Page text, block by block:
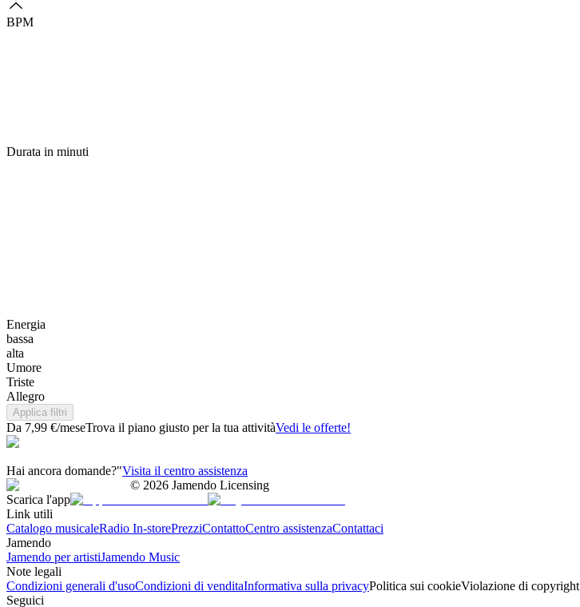
BPM
Durata in minuti
Energia
bassa
alta
Umore
Triste
Allegro
Applica filtri
Da 7,99 €/meseTrova il piano giusto per la tua attivitàVedi le offerte!
Hai ancora domande?"Visita il centro assistenza
© 2026 Jamendo Licensing
Scarica l'app
Link utili
Catalogo musicaleRadio In-storePrezziContattoCentro assistenzaContattaci
Jamendo
Jamendo per artistiJamendo Music
Note legali
Condizioni generali d'usoCondizioni di venditaInformativa sulla privacyPolitica sui cookieViolazione di copyright
Seguici